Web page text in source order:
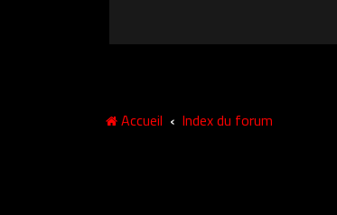
Accueil Index du forum